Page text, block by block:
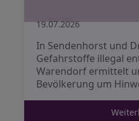
19.07.2026
In Sendenhorst und
Gefahrstoffe illegal
Warendorf ermittelt
Bevölkerung um